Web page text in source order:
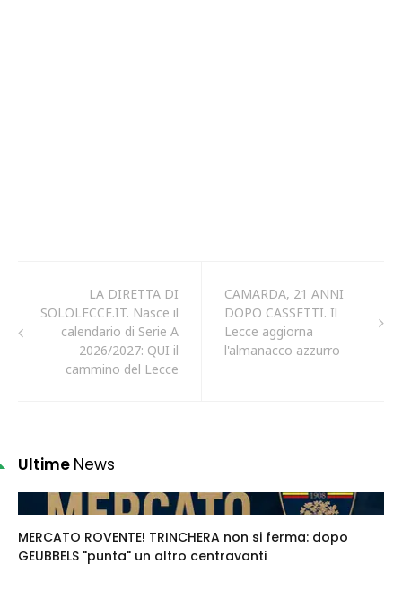
LA DIRETTA DI
SOLOLECCE.IT. Nasce il
calendario di Serie A
2026/2027: QUI il
cammino del Lecce
CAMARDA, 21 ANNI
DOPO CASSETTI. Il
Lecce aggiorna
l'almanacco azzurro
Ultime News
MERCATO ROVENTE! TRINCHERA non si ferma: dopo
GEUBBELS "punta" un altro centravanti